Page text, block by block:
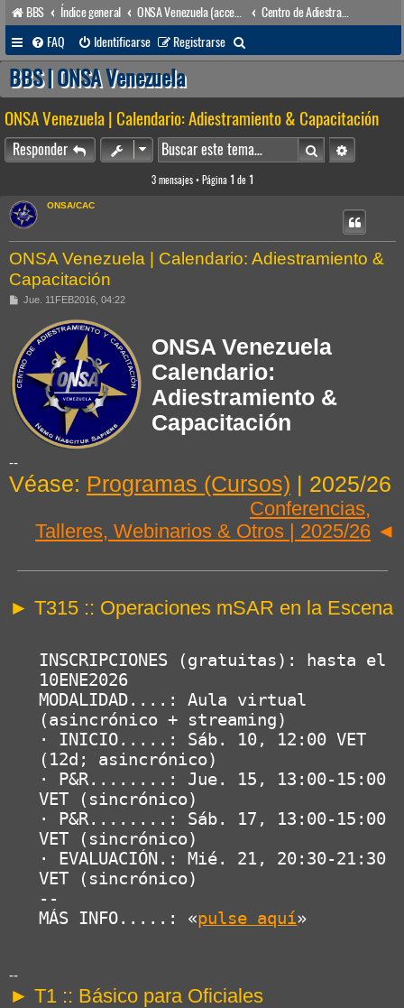
BBS Índice general ONSA Venezuela (acceso público)
Centro de Adiestramiento & Capacitación (órgano académico)
FAQ
Identificarse Registrarse
u
c
a
r
BBS | ONSA Venezuela
ONSA Venezuela | Calendario: Adiestramiento & Capacitación
Responder BuscarBúsqueda
3 mensajes • Página 1 de 1
ONSA/CAC
ONSA Venezuela | Calendario: Adiestramiento &
Capacitación
M
a
j
e
Jue. 11FEB2016, 04:22
ONSA Venezuela
Calendario:
Adiestramiento &
Capacitación
--
Véase: Programas (Cursos) | 2025/26
Conferencias,
Talleres, Webinarios & Otros | 2025/26 ◄
► T315 :: Operaciones mSAR en la Escena
INSCRIPCIONES (gratuitas): hasta el
10ENE2026
MODALIDAD....: Aula virtual
(asincrónico + streaming)
· INICIO.....: Sáb. 10, 12:00 VET
(12d; asincrónico)
· P&R........: Jue. 15, 13:00-15:00
VET (sincrónico)
· P&R........: Sáb. 17, 13:00-15:00
VET (sincrónico)
· EVALUACIÓN.: Mié. 21, 20:30-21:30
VET (sincrónico)
--
MÁS INFO.....: «pulse aquí»
--
► T1 :: Básico para Oficiales